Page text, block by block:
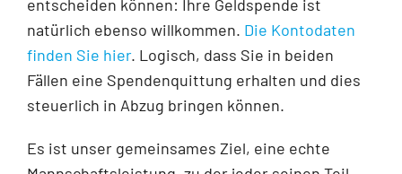
entscheiden können: Ihre Geldspende ist
natürlich ebenso willkommen. Die Kontodaten
finden Sie hier. Logisch, dass Sie in beiden
Fällen eine Spendenquittung erhalten und dies
steuerlich in Abzug bringen können.
Es ist unser gemeinsames Ziel, eine echte